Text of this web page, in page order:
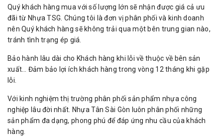
Quý khách hàng mua với số lượng lớn sẽ nhận được giá cả ưu
đãi từ Nhựa TSG. Chúng tôi là đơn vị phân phối và kinh doanh
nên Quý khách hàng sẽ không trải qua một bên trung gian nào,
tránh tình trạng ép giá.
Bảo hành lâu dài cho Khách hàng khi lỗi về thuộc về bên sản
xuất… Đảm bảo lợi ích khách hàng trong vòng 12 tháng khi gặp
lỗi.
Với kinh nghiệm thị trường phân phối sản phẩm nhựa công
nghiệp lâu đời nhất. Nhựa Tân Sài Gòn luôn phân phối những
sản phẩm đa dạng, phong phú để đáp ứng nhu cầu của khách
hàng.